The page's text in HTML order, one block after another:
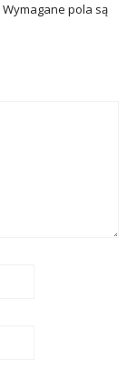
Wymagane pola są